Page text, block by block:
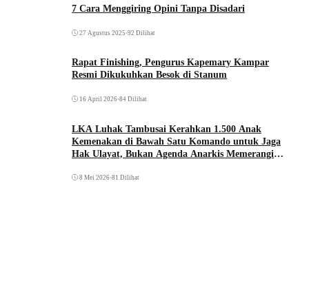
7 Cara Menggiring Opini Tanpa Disadari
27 Agustus 2025 •92 Dilihat
Rapat Finishing, Pengurus Kapemary Kampar
Resmi Dikukuhkan Besok di Stanum
16 April 2026•84 Dilihat
LKA Luhak Tambusai Kerahkan 1.500 Anak
Kemenakan di Bawah Satu Komando untuk Jaga
Hak Ulayat, Bukan Agenda Anarkis Memerangi
8 Mei 2026•81 Dilihat